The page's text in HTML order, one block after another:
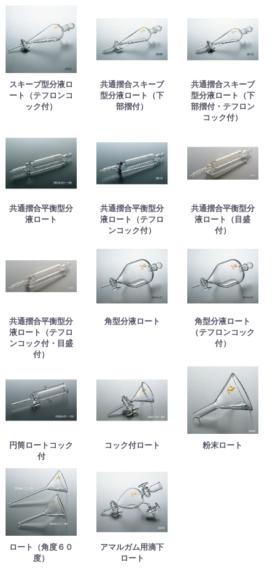
スキーブ型分液ロ
ート（テフロンコ
ック付）
共通摺合スキーブ
型分液ロート（下
部摺付）
共通摺合スキーブ
型分液ロート（下
部摺付・テフロン
コック付）
共通摺合平衡型分
液ロート
共通摺合平衡型分
液ロート（テフロ
ンコック付）
共通摺合平衡型分
液ロート（目盛
付）
共通摺合平衡型分
液ロート（テフロ
ンコック付・目盛
付）
角型分液ロート
角型分液ロート
（テフロンコック
付）
円筒ロートコック
付
コック付ロート 粉末ロート
ロート（角度６０
度）
アマルガム用滴下
ロート